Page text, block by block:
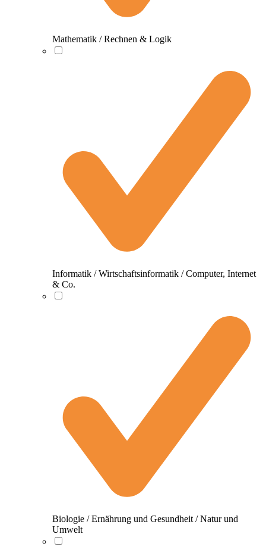
Mathematik / Rechnen & Logik
Informatik / Wirtschaftsinformatik / Computer, Internet
& Co.
Biologie / Ernährung und Gesundheit / Natur und
Umwelt